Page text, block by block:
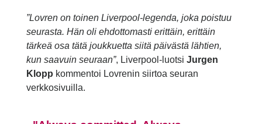
”Lovren on toinen Liverpool-legenda, joka poistuu
seurasta. Hän oli ehdottomasti erittäin, erittäin
tärkeä osa tätä joukkuetta siitä päivästä lähtien,
kun saavuin seuraan”, Liverpool-luotsi Jurgen
Klopp kommentoi Lovrenin siirtoa seuran
verkkosivuilla.